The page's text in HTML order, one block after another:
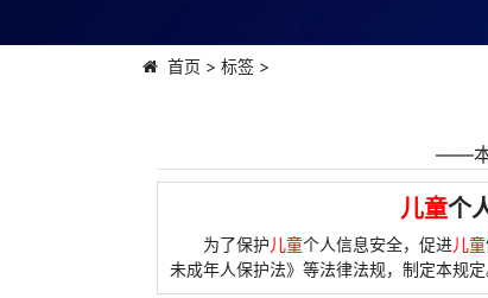
首页 > 标签>
――本
儿童个
为了保护儿童个人信息安全，促进儿童
未成年人保护法》等法律法规，制定本规定